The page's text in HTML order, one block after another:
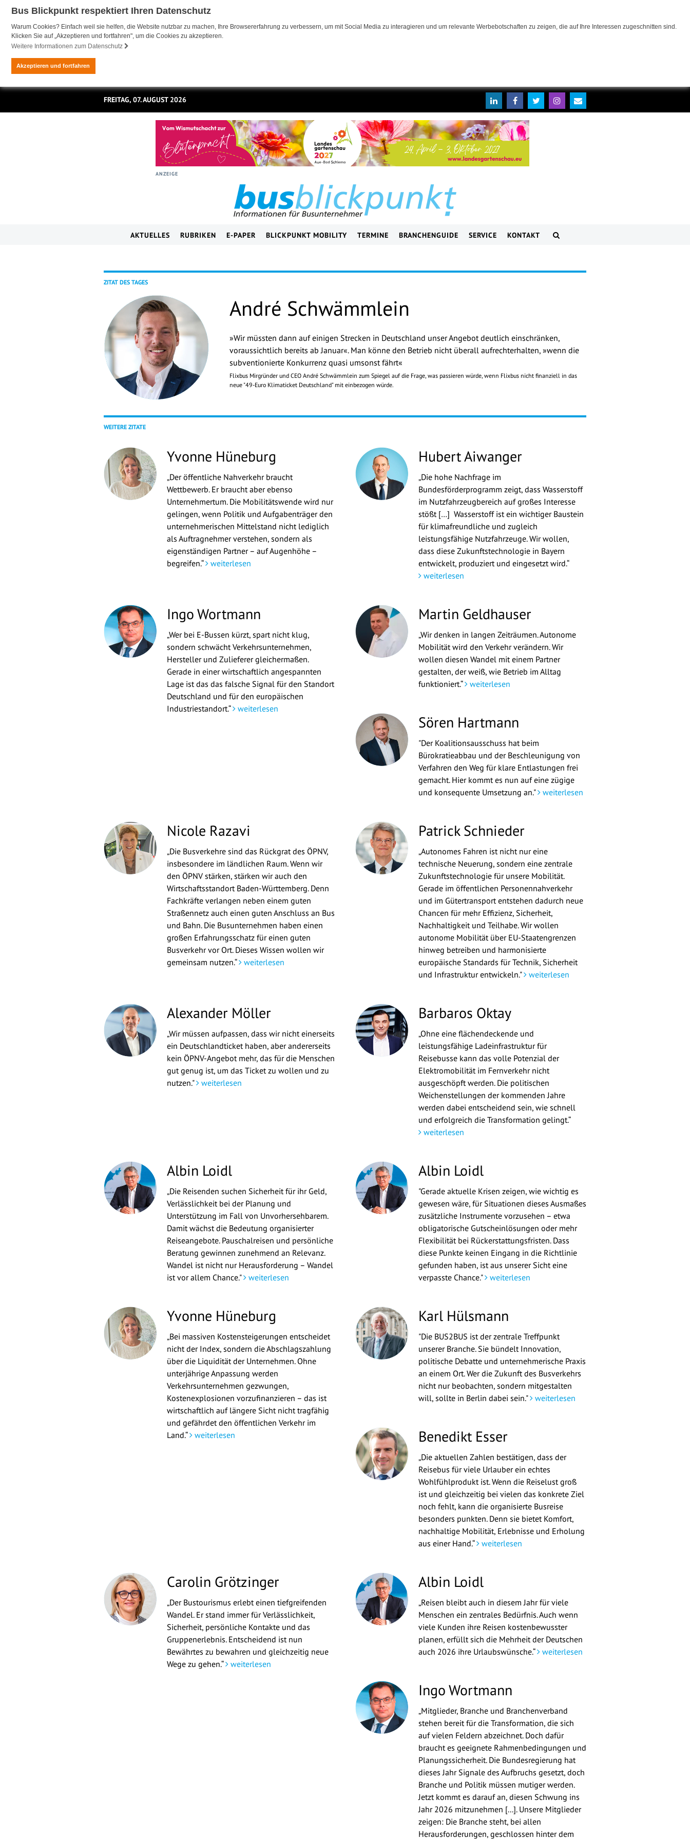
Bus Blickpunkt respektiert Ihren Datenschutz
Warum Cookies? Einfach weil sie helfen, die Website nutzbar zu machen, Ihre Browsererfahrung zu verbessern, um mit Social Media zu interagieren und um relevante Werbebotschaften zu zeigen, die auf Ihre Interessen zugeschnitten sind.
Klicken Sie auf „Akzeptieren und fortfahren", um die Cookies zu akzeptieren.
Weitere Informationen zum Datenschutz
Akzeptieren und fortfahren
FREITAG, 07. AUGUST 2026
ANZEIGE
AKTUELLES RUBRIKEN E-PAPER BLICKPUNKT MOBILITY TERMINE BRANCHENGUIDE SERVICE KONTAKT
ZITAT DES TAGES
André Schwämmlein
»Wir müssten dann auf einigen Stre­cken in Deutschland unser Angebot deutlich einschränken,
voraussichtlich bereits ab Januar«. Man könne den Betrieb nicht überall aufrechterhalten, »wenn die
subventionierte Konkurrenz quasi umsonst fährt«
Flixbus Mirgründer und CEO André Schwämmlein zum Spiegel auf die Frage, was passieren würde, wenn Flixbus nicht finanziell in das
neue "49-Euro Klimaticket Deutschland" mit einbezogen würde.
WEITERE ZITATE
Yvonne Hüneburg
„Der öffentliche Nahverkehr braucht
Wettbewerb. Er braucht aber ebenso
Unternehmertum. Die Mobilitätswende wird nur
gelingen, wenn Politik und Aufgabenträger den
unternehmerischen Mittelstand nicht lediglich
als Auftragnehmer verstehen, sondern als
eigenständigen Partner – auf Augenhöhe –
begreifen.“ weiterlesen
Hubert Aiwanger
„Die hohe Nachfrage im
Bundesförderprogramm zeigt, dass Wasserstoff
im Nutzfahrzeugbereich auf großes Interesse
stößt […] Wasserstoff ist ein wichtiger Baustein
für klimafreundliche und zugleich
leistungsfähige Nutzfahrzeuge. Wir wollen,
dass diese Zukunftstechnologie in Bayern
entwickelt, produziert und eingesetzt wird.“
weiterlesen
Ingo Wortmann
„Wer bei E-Bussen kürzt, spart nicht klug,
sondern schwächt Verkehrsunternehmen,
Hersteller und Zulieferer gleichermaßen.
Gerade in einer wirtschaftlich angespannten
Lage ist das das falsche Signal für den Standort
Deutschland und für den europäischen
Industriestandort.“ weiterlesen
Martin Geldhauser
„Wir denken in langen Zeiträumen. Autonome
Mobilität wird den Verkehr verändern. Wir
wollen diesen Wandel mit einem Partner
gestalten, der weiß, wie Betrieb im Alltag
funktioniert.“ weiterlesen
Sören Hartmann
"Der Koalitionsausschuss hat beim
Bürokratieabbau und der Beschleunigung von
Verfahren den Weg für klare Entlastungen frei
gemacht. Hier kommt es nun auf eine zügige
und konsequente Umsetzung an." weiterlesen
Nicole Razavi
„Die Busverkehre sind das Rückgrat des ÖPNV,
insbesondere im ländlichen Raum. Wenn wir
den ÖPNV stärken, stärken wir auch den
Wirtschaftsstandort Baden-Württemberg. Denn
Fachkräfte verlangen neben einem guten
Straßennetz auch einen guten Anschluss an Bus
und Bahn. Die Busunternehmen haben einen
großen Erfahrungsschatz für einen guten
Busverkehr vor Ort. Dieses Wissen wollen wir
gemeinsam nutzen.“ weiterlesen
Patrick Schnieder
„Autonomes Fahren ist nicht nur eine
technische Neuerung, sondern eine zentrale
Zukunftstechnologie für unsere Mobilität.
Gerade im öffentlichen Personennahverkehr
und im Gütertransport entstehen dadurch neue
Chancen für mehr Effizienz, Sicherheit,
Nachhaltigkeit und Teilhabe. Wir wollen
autonome Mobilität über EU-Staatengrenzen
hinweg betreiben und harmonisierte
europäische Standards für Technik, Sicherheit
und Infrastruktur entwickeln." weiterlesen
Alexander Möller
„Wir müssen aufpassen, dass wir nicht einerseits
ein Deutschlandticket haben, aber andererseits
kein ÖPNV-Angebot mehr, das für die Menschen
gut genug ist, um das Ticket zu wollen und zu
nutzen." weiterlesen
Barbaros Oktay
„Ohne eine flächendeckende und
leistungsfähige Ladeinfrastruktur für
Reisebusse kann das volle Potenzial der
Elektromobilität im Fernverkehr nicht
ausgeschöpft werden. Die politischen
Weichenstellungen der kommenden Jahre
werden dabei entscheidend sein, wie schnell
und erfolgreich die Transformation gelingt.“
weiterlesen
Albin Loidl
„Die Reisenden suchen Sicherheit für ihr Geld,
Verlässlichkeit bei der Planung und
Unterstützung im Fall von Unvorhersehbarem.
Damit wächst die Bedeutung organisierter
Reiseangebote. Pauschalreisen und persönliche
Beratung gewinnen zunehmend an Relevanz.
Wandel ist nicht nur Herausforderung – Wandel
ist vor allem Chance." weiterlesen
Albin Loidl
"Gerade aktuelle Krisen zeigen, wie wichtig es
gewesen wäre, für Situationen dieses Ausmaßes
zusätzliche Instrumente vorzusehen – etwa
obligatorische Gutscheinlösungen oder mehr
Flexibilität bei Rückerstattungsfristen. Dass
diese Punkte keinen Eingang in die Richtlinie
gefunden haben, ist aus unserer Sicht eine
verpasste Chance." weiterlesen
Yvonne Hüneburg
„Bei massiven Kostensteigerungen entscheidet
nicht der Index, sondern die Abschlagszahlung
über die Liquidität der Unternehmen. Ohne
unterjährige Anpassung werden
Verkehrsunternehmen gezwungen,
Kostenexplosionen vorzufinanzieren – das ist
wirtschaftlich auf längere Sicht nicht tragfähig
und gefährdet den öffentlichen Verkehr im
Land.“ weiterlesen
Karl Hülsmann
"Die BUS2BUS ist der zentrale Treffpunkt
unserer Branche. Sie bündelt Innovation,
politische Debatte und unternehmerische Praxis
an einem Ort. Wer die Zukunft des Busverkehrs
nicht nur beobachten, sondern mitgestalten
will, sollte in Berlin dabei sein." weiterlesen
Benedikt Esser
„Die aktuellen Zahlen bestätigen, dass der
Reisebus für viele Urlauber ein echtes
Wohlfühlprodukt ist. Wenn die Reiselust groß
ist und gleichzeitig bei vielen das konkrete Ziel
noch fehlt, kann die organisierte Busreise
besonders punkten. Denn sie bietet Komfort,
nachhaltige Mobilität, Erlebnisse und Erholung
aus einer Hand.“ weiterlesen
Carolin Grötzinger
„Der Bustourismus erlebt einen tiefgreifenden
Wandel. Er stand immer für Verlässlichkeit,
Sicherheit, persönliche Kontakte und das
Gruppenerlebnis. Entscheidend ist nun
Bewährtes zu bewahren und gleichzeitig neue
Wege zu gehen.“ weiterlesen
Albin Loidl
„Reisen bleibt auch in diesem Jahr für viele
Menschen ein zentrales Bedürfnis. Auch wenn
viele Kunden ihre Reisen kostenbewusster
planen, erfüllt sich die Mehrheit der Deutschen
auch 2026 ihre Urlaubswünsche.“ weiterlesen
Ingo Wortmann
„Mitglieder, Branche und Branchenverband
stehen bereit für die Transformation, die sich
auf vielen Feldern abzeichnet. Doch dafür
braucht es geeignete Rahmenbedingungen und
Planungssicherheit. Die Bundesregierung hat
dieses Jahr Signale des Aufbruchs gesetzt, doch
Branche und Politik müssen mutiger werden.
Jetzt kommt es darauf an, diesen Schwung ins
Jahr 2026 mitzunehmen [...]. Unsere Mitglieder
zeigen: Die Branche steht, bei allen
Herausforderungen, geschlossen hinter dem